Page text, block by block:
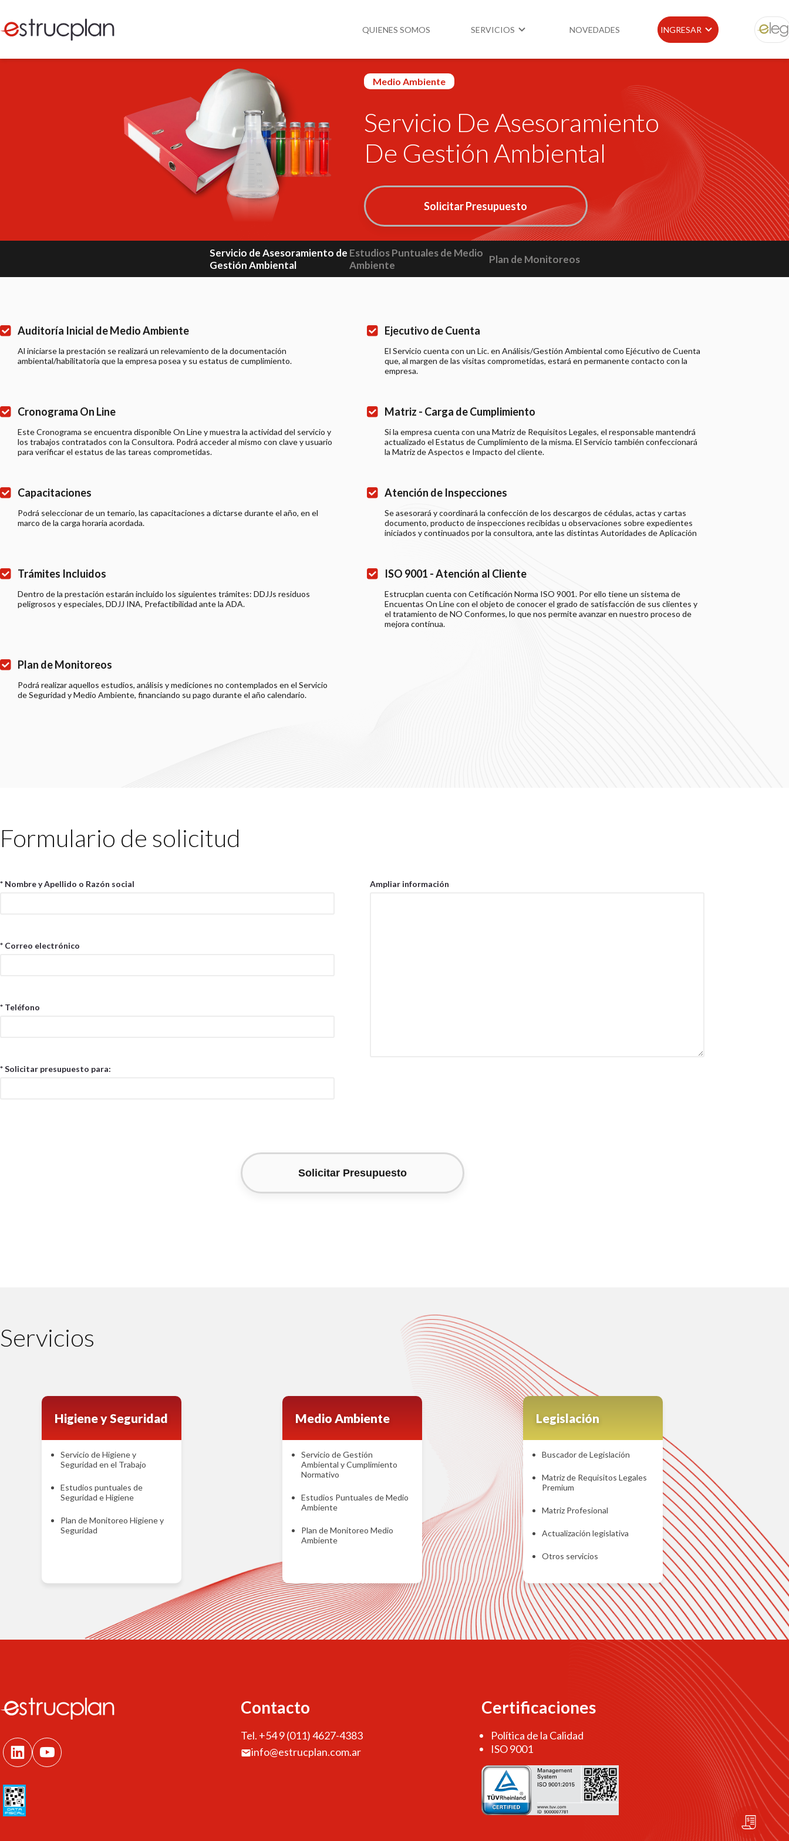
QUIENES SOMOS SERVICIOS
Medio Ambiente
NOVEDADES INGRESAR
Buscador de Legislación
Matriz Premium
Matriz Profesional
ELEG
Medio Ambiente
Servicio De Asesoramiento
De Gestión Ambiental
Solicitar Presupuesto
Servicio de Asesoramiento de
Gestión Ambiental
Estudios Puntuales de Medio
Ambiente
Plan de Monitoreos
Auditoría Inicial de Medio Ambiente
Al iniciarse la prestación se realizará un relevamiento de la documentación
ambiental/habilitatoria que la empresa posea y su estatus de cumplimiento.
Ejecutivo de Cuenta
El Servicio cuenta con un Lic. en Análisis/Gestión Ambiental como Ejécutivo de Cuenta
que, al margen de las visitas comprometidas, estará en permanente contacto con la
empresa.
Cronograma On Line
Este Cronograma se encuentra disponible On Line y muestra la actividad del servicio y
los trabajos contratados con la Consultora. Podrá acceder al mismo con clave y usuario
para verificar el estatus de las tareas comprometidas.
Matriz - Carga de Cumplimiento
Si la empresa cuenta con una Matriz de Requisitos Legales, el responsable mantendrá
actualizado el Estatus de Cumplimiento de la misma. El Servicio también confeccionará
la Matriz de Aspectos e Impacto del cliente.
Capacitaciones
Podrá seleccionar de un temario, las capacitaciones a dictarse durante el año, en el
marco de la carga horaria acordada.
Atención de Inspecciones
Se asesorará y coordinará la confección de los descargos de cédulas, actas y cartas
documento, producto de inspecciones recibidas u observaciones sobre expedientes
iniciados y continuados por la consultora, ante las distintas Autoridades de Aplicación
Trámites Incluidos
Dentro de la prestación estarán incluido los siguientes trámites: DDJJs residuos
peligrosos y especiales, DDJJ INA, Prefactibilidad ante la ADA.
ISO 9001 - Atención al Cliente
Estrucplan cuenta con Cetificación Norma ISO 9001. Por ello tiene un sistema de
Encuentas On Line con el objeto de conocer el grado de satisfacción de sus clientes y
el tratamiento de NO Conformes, lo que nos permite avanzar en nuestro proceso de
mejora contínua.
Plan de Monitoreos
Podrá realizar aquellos estudios, análisis y mediciones no contemplados en el Servicio
de Seguridad y Medio Ambiente, financiando su pago durante el año calendario.
Formulario de solicitud
* Nombre y Apellido o Razón social
* Correo electrónico
* Teléfono
* Solicitar presupuesto para:
Ampliar información
Servicios
Higiene y Seguridad
Servicio de Higiene y
Seguridad en el Trabajo
Estudios puntuales de
Seguridad e Higiene
Plan de Monitoreo Higiene y
Seguridad
Medio Ambiente
Servicio de Gestión
Ambiental y Cumplimiento
Normativo
Estudios Puntuales de Medio
Ambiente
Plan de Monitoreo Medio
Ambiente
Legislación
Buscador de Legislación
Matriz de Requisitos Legales
Premium
Matriz Profesional
Actualización legislativa
Otros servicios
Contacto
Tel. +54 9 (011) 4627-4383
info@estrucplan.com.ar
Certificaciones
Política de la Calidad
ISO 9001